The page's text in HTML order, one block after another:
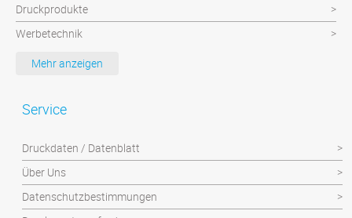
Druckprodukte
Werbetechnik
Werbeartikel
Plattendruck und Schilder
Mehr anzeigen
Service
Druckdaten / Datenblatt
Über Uns
Datenschutzbestimmungen